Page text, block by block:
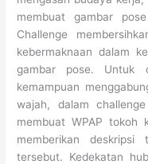
membuat gambar
Challenge
kebermaknaan dalam
gambar pose. Untuk
kemampuan
wajah, dalam
membuat WPAP tokoh
memberikan deskripsi
tersebut. Kedekatan